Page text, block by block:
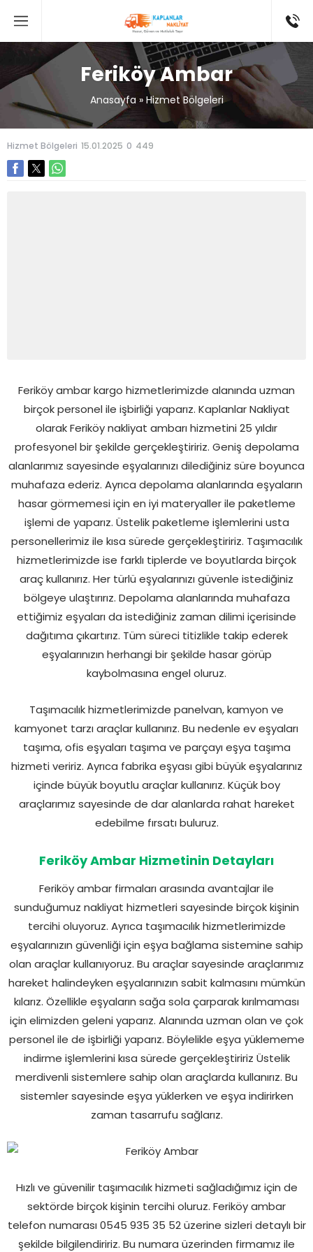
Feriköy Ambar
Anasayfa » Hizmet Bölgeleri
Hizmet Bölgeleri 15.01.2025 0 449
Feriköy ambar kargo hizmetlerimizde alanında uzman
birçok personel ile işbirliği yaparız. Kaplanlar Nakliyat
olarak Feriköy nakliyat ambarı hizmetini 25 yıldır
profesyonel bir şekilde gerçekleştiririz. Geniş depolama
alanlarımız sayesinde eşyalarınızı dilediğiniz süre boyunca
muhafaza ederiz. Ayrıca depolama alanlarında eşyaların
hasar görmemesi için en iyi materyaller ile paketleme
işlemi de yaparız. Üstelik paketleme işlemlerini usta
personellerimiz ile kısa sürede gerçekleştiririz. Taşımacılık
hizmetlerimizde ise farklı tiplerde ve boyutlarda birçok
araç kullanırız. Her türlü eşyalarınızı güvenle istediğiniz
bölgeye ulaştırırız. Depolama alanlarında muhafaza
ettiğimiz eşyaları da istediğiniz zaman dilimi içerisinde
dağıtıma çıkartırız. Tüm süreci titizlikle takip ederek
eşyalarınızın herhangi bir şekilde hasar görüp
kaybolmasına engel oluruz.
Taşımacılık hizmetlerimizde panelvan, kamyon ve
kamyonet tarzı araçlar kullanırız. Bu nedenle ev eşyaları
taşıma, ofis eşyaları taşıma ve parçayı eşya taşıma
hizmeti veririz. Ayrıca fabrika eşyası gibi büyük eşyalarınız
içinde büyük boyutlu araçlar kullanırız. Küçük boy
araçlarımız sayesinde de dar alanlarda rahat hareket
edebilme fırsatı buluruz.
Feriköy Ambar Hizmetinin Detayları
Feriköy ambar firmaları arasında avantajlar ile
sunduğumuz nakliyat hizmetleri sayesinde birçok kişinin
tercihi oluyoruz. Ayrıca taşımacılık hizmetlerimizde
eşyalarınızın güvenliği için eşya bağlama sistemine sahip
olan araçlar kullanıyoruz. Bu araçlar sayesinde araçlarımız
hareket halindeyken eşyalarınızın sabit kalmasını mümkün
kılarız. Özellikle eşyaların sağa sola çarparak kırılmaması
için elimizden geleni yaparız. Alanında uzman olan ve çok
personel ile de işbirliği yaparız. Böylelikle eşya yüklememe
indirme işlemlerini kısa sürede gerçekleştiririz Üstelik
merdivenli sistemlere sahip olan araçlarda kullanırız. Bu
sistemler sayesinde eşya yüklerken ve eşya indirirken
zaman tasarrufu sağlarız.
Hızlı ve güvenilir taşımacılık hizmeti sağladığımız için de
sektörde birçok kişinin tercihi oluruz. Feriköy ambar
telefon numarası 0545 935 35 52 üzerine sizleri detaylı bir
şekilde bilgilendiririz. Bu numara üzerinden firmamız ile